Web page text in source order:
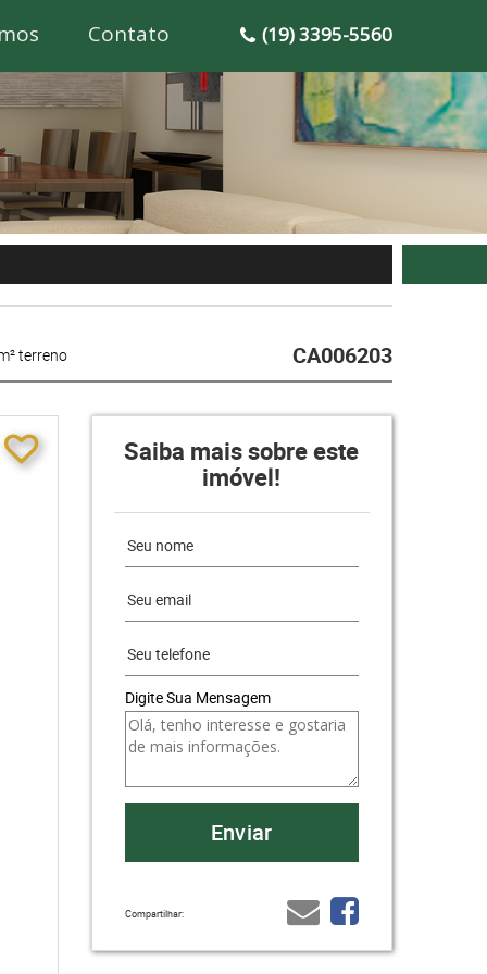
Contato (19) 3395-5560
terreno CA006203
Saiba mais sobre este
imóvel!
Digite Sua Mensagem
Compartilhar: